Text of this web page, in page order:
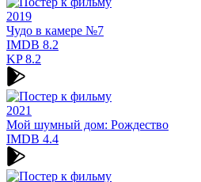
2019
Чудо в камере №7
IMDB 8.2
KP8.2
2021
Мой шумный дом: Рождество
IMDB 4.4